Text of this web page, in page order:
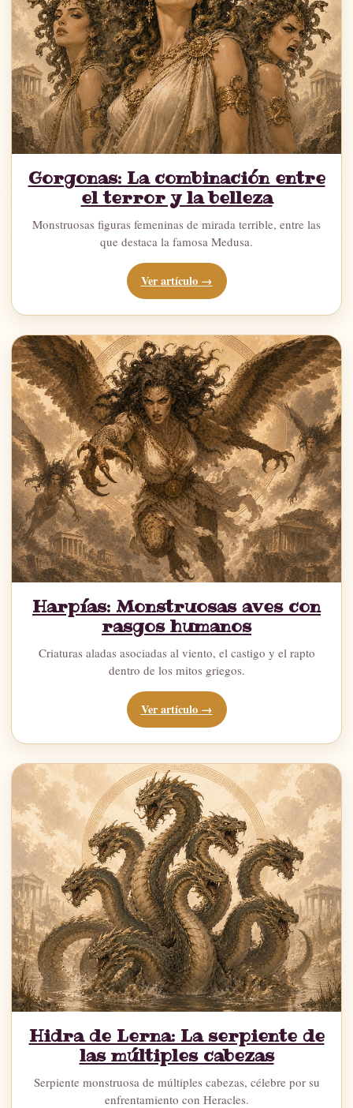
Gorgonas: La combinación entre
el terror y la belleza
Monstruosas figuras femeninas de mirada terrible, entre las
que destaca la famosa Medusa.
Ver artículo →
Harpías: Monstruosas aves con
rasgos humanos
Criaturas aladas asociadas al viento, el castigo y el rapto
dentro de los mitos griegos.
Ver artículo →
Hidra de Lerna: La serpiente de
las múltiples cabezas
Serpiente monstruosa de múltiples cabezas, célebre por su
enfrentamiento con Heracles.